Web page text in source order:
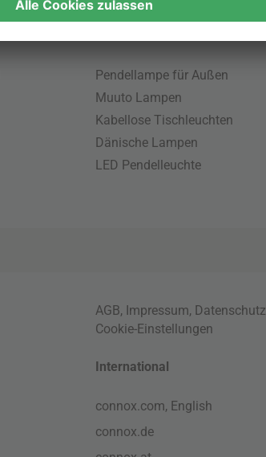
Pendellampe für Außen
Muuto Lampen
Kabellose Tischleuchten
Dänische Lampen
LED Pendelleuchte
AGB, Impressum, Datenschutz
Cookie-Einstellungen
International
connox.com, English
connox.de